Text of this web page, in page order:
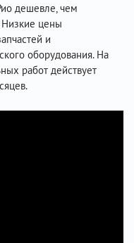
дешевле, чем
цены
и
оборудования. На
работ действует